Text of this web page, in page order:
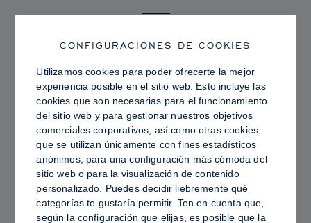
PRO TIPS
CONFIGURACIONES DE COOKIES
Utilizamos cookies para poder ofrecerte la mejor
experiencia posible en el sitio web. Esto incluye las
cookies que son necesarias para el funcionamiento
del sitio web y para gestionar nuestros objetivos
comerciales corporativos, así como otras cookies
que se utilizan únicamente con fines estadísticos
anónimos, para una configuración más cómoda del
sitio web o para la visualización de contenido
personalizado. Puedes decidir liebremente qué
categorías te gustaría permitir. Ten en cuenta que,
según la configuración que elijas, es posible que la